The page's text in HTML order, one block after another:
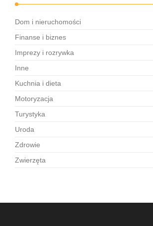
Dom i nieruchomości
Finanse i biznes
Imprezy i rozrywka
Inne
Kuchnia i dieta
Motoryzacja
Turystyka
Uroda
Zdrowie
Zwierzęta